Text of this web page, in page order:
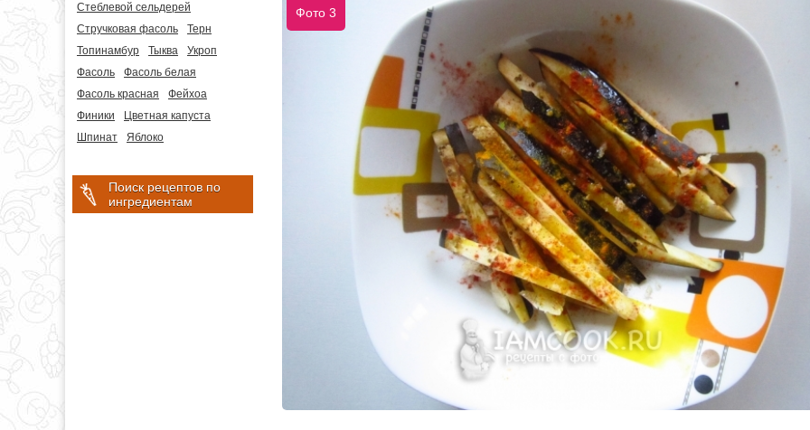
Стеблевой сельдерей
Стручковая фасоль
Терн
Топинамбур
Тыква
Укроп
Фасоль
Фасоль белая
Фасоль красная
Фейхоа
Финики
Цветная капуста
Шпинат
Яблоко
Поиск рецептов по
ингредиентам
Фото 3